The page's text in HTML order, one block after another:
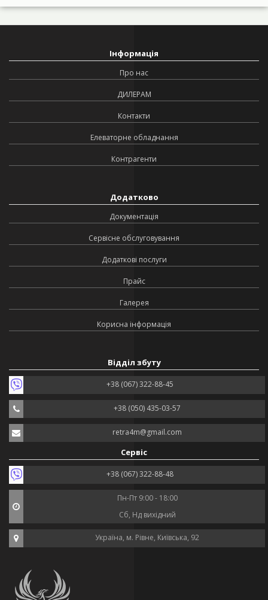
Інформація
Про нас
ДИЛЕРАМ
Контакти
Елеваторне обладнання
Контрагенти
Додатково
Документація
Сервісне обслуговування
Додаткові послуги
Прайс
Галерея
Корисна інформація
Відділ збуту
+38 (067) 322-88-45
+38 (050) 435-03-57
retra4m@gmail.com
Сервіс
+38 (067) 322-88-48
Пн-Пт 9:00 - 18:00
Сб, Нд вихідний
Україна, м. Рівне, Київська, 92